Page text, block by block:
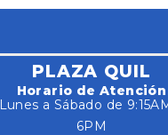
PLAZA QUIL
Horario de Atención
Lunes a Sábado de
6PM